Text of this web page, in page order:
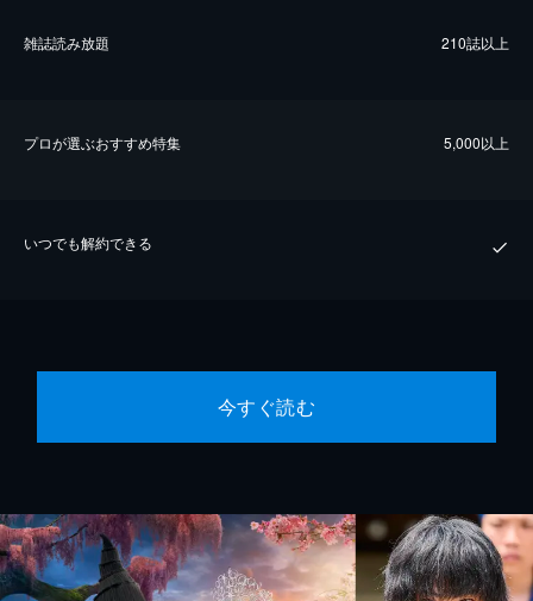
雑誌読み放題 210誌以上
プロが選ぶおすすめ特集 5,000以上
いつでも解約できる
今すぐ読む